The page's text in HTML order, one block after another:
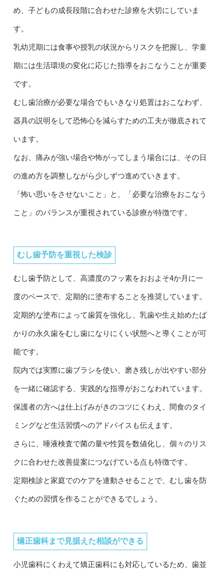
め、子どもの成長段階に合わせた診療を大切にしていま
す。
乳幼児期には食事や授乳の状況からリスクを把握し、学童
期には生活環境の変化に応じた指導をおこなうことが重要
です。
むし歯治療が必要な場合でもいきなり処置はおこなわず、
器具の説明をして恐怖心を減らすための工夫が徹底されて
います。
なお、痛みが強い場合や怖がってしまう場合には、その日
の進め方を調整しながら少しずつ進めていきます。
「怖い思いをさせないこと」と、「必要な治療をおこなう
こと」のバランスが重視されている診療が特徴です。
むし歯予防を重視した検診
むし歯予防として、高濃度のフッ素をおおよそ4か月に一
度のペースで、定期的に塗布することを推奨しています。
定期的な塗布によって歯質を強化し、乳歯や生え始めたば
かりの永久歯をむし歯になりにくい状態へと導くことが可
能です。
院内では実際に歯ブラシを使い、磨き残しが出やすい部分
を一緒に確認する、実践的な指導がおこなわれています。
保護者の方へは仕上げみがきのコツにくわえ、間食のタイ
ミングなど生活習慣へのアドバイスも伝えます。
さらに、唾液検査で菌の量や性質を数値化し、個々のリス
クに合わせた改善提案につなげている点も特徴です。
定期検診と家庭でのケアを連動させることで、むし歯を防
ぐための習慣を作ることができるでしょう。
矯正歯科まで見据えた相談ができる
小児歯科にくわえて矯正歯科にも対応しているため、歯並